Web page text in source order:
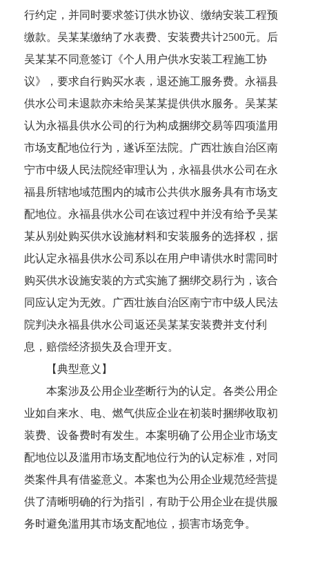
行约定，并同时要求签订供水协议、缴纳安装工程预
缴款。吴某某缴纳了水表费、安装费共计2500元。后
吴某某不同意签订《个人用户供水安装工程施工协
议》，要求自行购买水表，退还施工服务费。永福县
供水公司未退款亦未给吴某某提供供水服务。吴某某
认为永福县供水公司的行为构成捆绑交易等四项滥用
市场支配地位行为，遂诉至法院。广西壮族自治区南
宁市中级人民法院经审理认为，永福县供水公司在永
福县所辖地域范围内的城市公共供水服务具有市场支
配地位。永福县供水公司在该过程中并没有给予吴某
某从别处购买供水设施材料和安装服务的选择权，据
此认定永福县供水公司系以在用户申请供水时需同时
购买供水设施安装的方式实施了捆绑交易行为，该合
同应认定为无效。广西壮族自治区南宁市中级人民法
院判决永福县供水公司返还吴某某安装费并支付利
息，赔偿经济损失及合理开支。
【典型意义】
本案涉及公用企业垄断行为的认定。各类公用企
业如自来水、电、燃气供应企业在初装时捆绑收取初
装费、设备费时有发生。本案明确了公用企业市场支
配地位以及滥用市场支配地位行为的认定标准，对同
类案件具有借鉴意义。本案也为公用企业规范经营提
供了清晰明确的行为指引，有助于公用企业在提供服
务时避免滥用其市场支配地位，损害市场竞争。